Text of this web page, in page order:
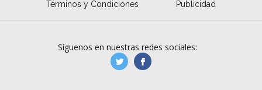
Términos y Condiciones Publicidad
Síguenos en nuestras redes sociales:
manufacturaGE